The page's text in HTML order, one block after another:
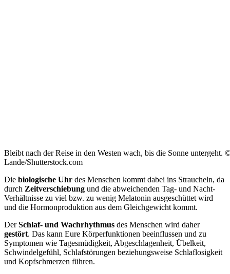
Bleibt nach der Reise in den Westen wach, bis die Sonne untergeht.
Lande/Shutterstock.com
Die biologische Uhr des Menschen kommt dabei ins Straucheln, da
durch Zeitverschiebung und die abweichenden Tag- und Nacht-
Verhältnisse zu viel bzw. zu wenig Melatonin ausgeschüttet wird
und die Hormonproduktion aus dem Gleichgewicht kommt.
DerSchlaf- und Wachrhythmus des Menschen wird daher
gestört. Das kann Eure Körperfunktionen beeinflussen und zu
Symptomen wie Tagesmüdigkeit, Abgeschlagenheit, Übelkeit,
Schwindelgefühl, Schlafstörungen beziehungsweise Schlaflosigkeit
und Kopfschmerzen führen.